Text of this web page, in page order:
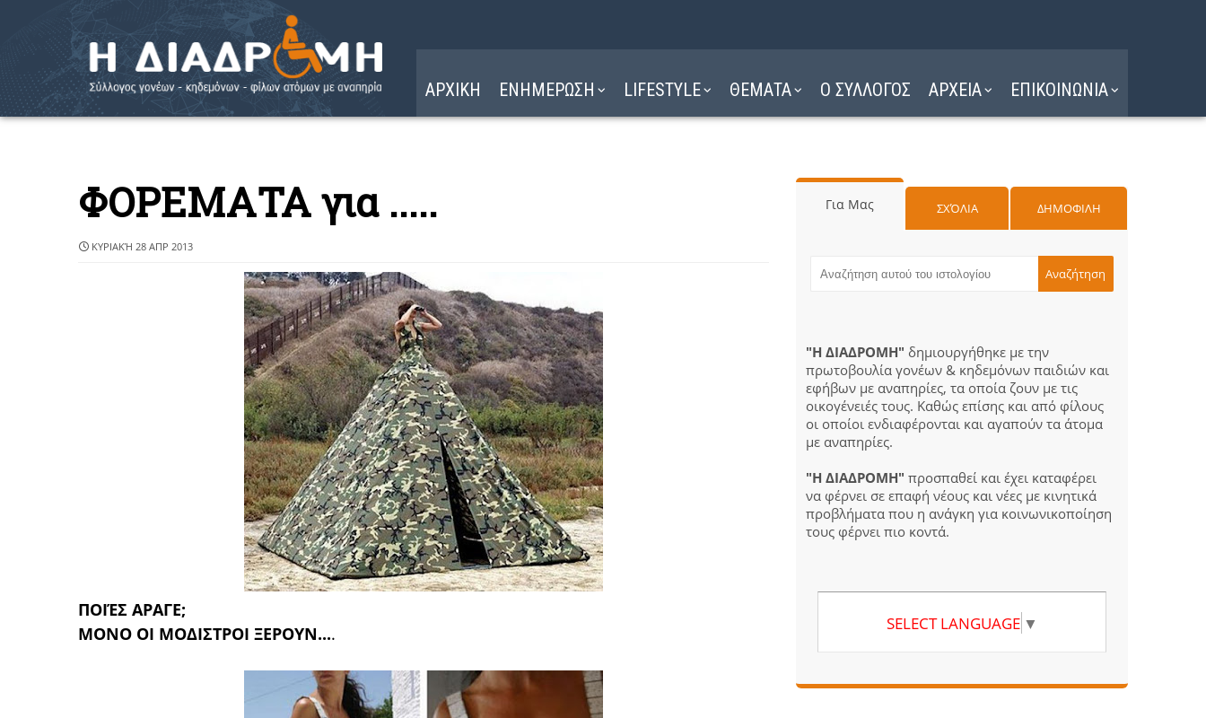
ΑΡΧΙΚΗ ΕΝΗΜΕΡΩΣΗ LIFESTYLE ΘΕΜΑΤΑ Ο ΣΥΛΛΟΓΟΣ ΑΡΧΕΙΑ ΕΠΙΚΟΙΝΩΝΙΑ
ΦΟΡΕΜΑΤΑ για .....
ΚΥΡΙΑΚΉ 28 ΑΠΡ 2013
ΠΟΙΈΣ ΑΡΑΓΕ;
ΜΟΝΟ ΟΙ ΜΟΔΙΣΤΡΟΙ ΞΕΡΟΥΝ....
Για Μας ΣΧΌΛΙΑ ΔΗΜΟΦΙΛΗ
"Η ΔΙΑΔΡΟΜΗ" δημιουργήθηκε με την
πρωτοβουλία γονέων & κηδεμόνων παιδιών και
εφήβων με αναπηρίες, τα οποία ζουν με τις
οικογένειές τους. Καθώς επίσης και από φίλους
οι οποίοι ενδιαφέρονται και αγαπούν τα άτομα
με αναπηρίες.
"Η ΔΙΑΔΡΟΜΗ" προσπαθεί και έχει καταφέρει
να φέρνει σε επαφή νέους και νέες με κινητικά
προβλήματα που η ανάγκη για κοινωνικοποίηση
τους φέρνει πιο κοντά.
SELECT LANGUAGE ▼